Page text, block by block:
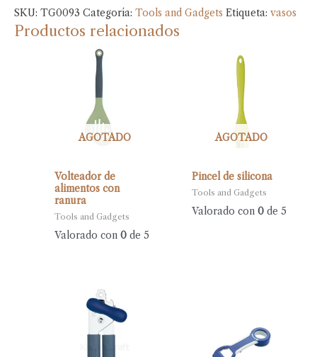
SKU: TG0093 Categoría: Tools and Gadgets Etiqueta: vasos
Productos relacionados
AGOTADO
Volteador de
alimentos con
ranura
Tools and Gadgets
Valorado con0 de 5
AGOTADO
Pincel de silicona
Tools and Gadgets
Valorado con 0de 5